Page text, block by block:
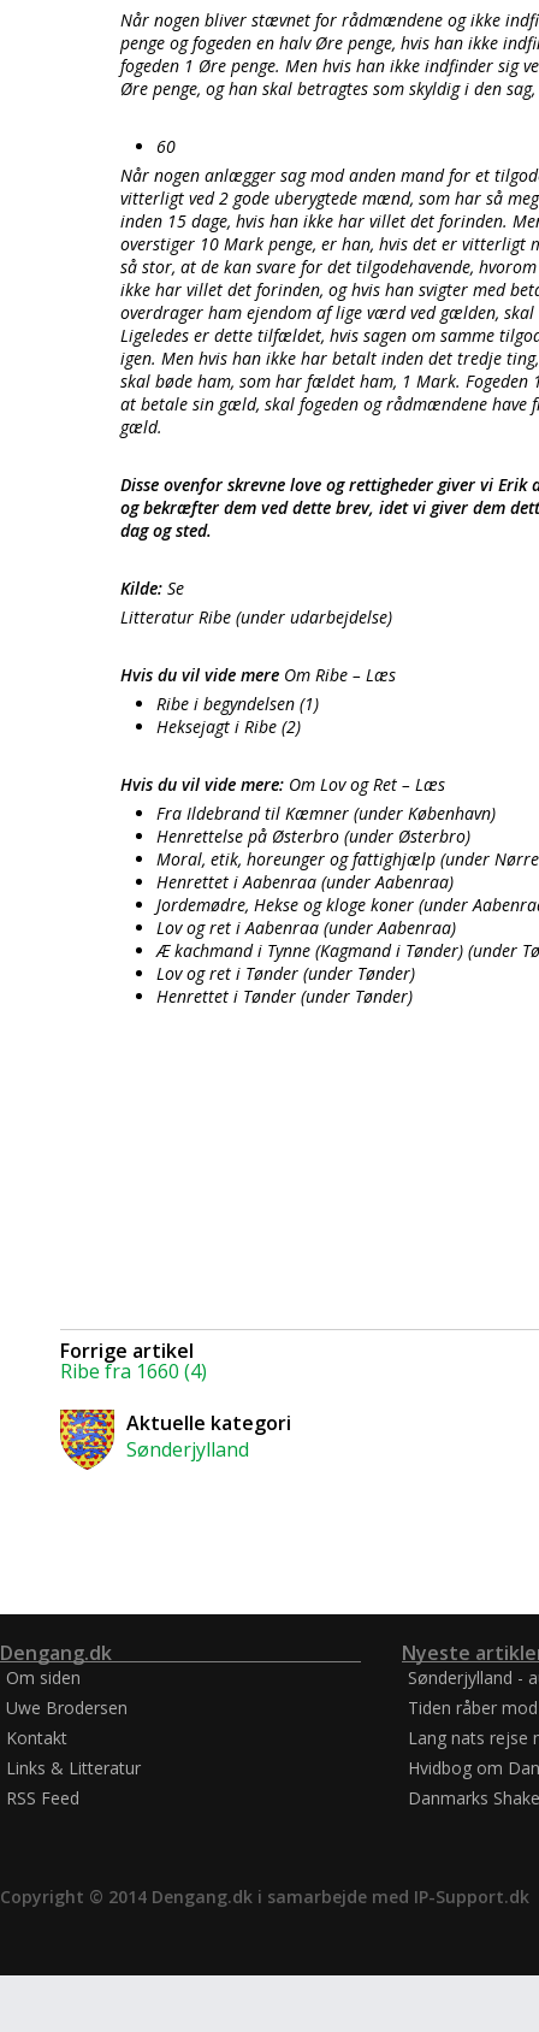
Når nogen bliver stævnet for rådmændene og ikke
penge og fogeden en halv Øre penge, hvis han ikke
fogeden 1 Øre penge. Men hvis han ikke indfinder sig
Øre penge, og han skal betragtes som skyldig i den
60
Når nogen anlægger sag mod anden mand for et
vitterligt ved 2 gode uberygtede mænd, som har så
inden 15 dage, hvis han ikke har villet det forinden.
overstiger 10 Mark penge, er han, hvis det er
så stor, at de kan svare for det tilgodehavende,
ikke har villet det forinden, og hvis han svigter med
overdrager ham ejendom af lige værd ved gælden,
Ligeledes er dette tilfældet, hvis sagen om samme
igen. Men hvis han ikke har betalt inden det tredje
skal bøde ham, som har fældet ham, 1 Mark.
at betale sin gæld, skal fogeden og rådmændene
gæld.
Disse ovenfor skrevne love og rettigheder giver vi Erik
og bekræfter dem ved dette brev, idet vi giver dem
dag og sted.
Kilde: Se
Litteratur Ribe (under udarbejdelse)
Hvis du vil vide mere Om Ribe – Læs
Ribe i begyndelsen (1)
Heksejagt i Ribe (2)
Hvis du vil vide mere: Om Lov og Ret – Læs
Fra Ildebrand til Kæmner (under København)
Henrettelse på Østerbro (under Østerbro)
Moral, etik, horeunger og fattighjælp (under
Henrettet i Aabenraa (under Aabenraa)
Jordemødre, Hekse og kloge koner (under
Lov og ret i Aabenraa (under Aabenraa)
Æ kachmand i Tynne (Kagmand i Tønder) (under
Lov og ret i Tønder (under Tønder)
Henrettet i Tønder (under Tønder)
Forrige artikel
Ribe fra 1660 (4)
Aktuelle kategori
Sønderjylland
Dengang.dk
Om siden
Uwe Brodersen
Kontakt
Links & Litteratur
RSS Feed
Nyeste
Sønderjylland -
Tiden råber
Lang nats rejse
Hvidbog om
Danmarks
Copyright © 2014 Dengang.dk i samarbejde med IP-Support.dk